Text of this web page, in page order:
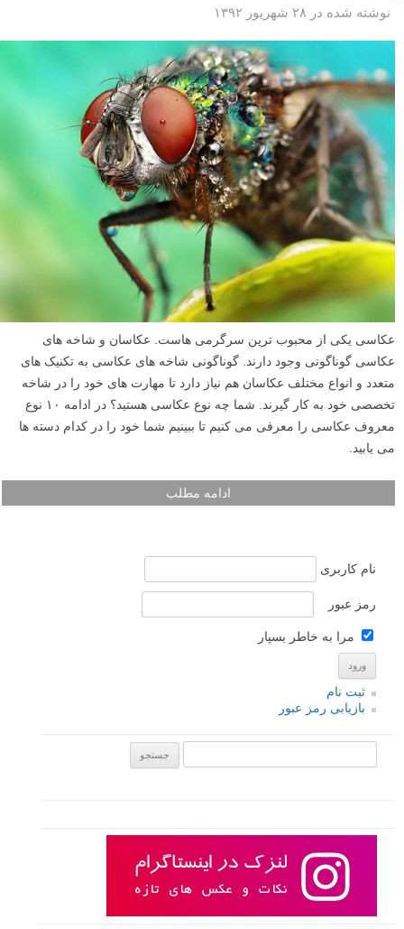
نوشته شده در ۲۸ شهریور ۱۳۹۲
عکاسی یکی از محبوب ترین سرگرمی هاست. عکاسان و شاخه های
عکاسی گوناگونی وجود دارند. گوناگونی شاخه های عکاسی به تکنیک های
متعدد و انواع مختلف عکاسان هم نیاز دارد تا مهارت های خود را در شاخه
تخصصی خود به کار گیرند. شما چه نوع عکاسی هستید؟ در ادامه ۱۰ نوع
معروف عکاسی را معرفی می کنیم تا ببینیم شما خود را در کدام دسته ها
می یابید.
ادامه مطلب
نام کاربری
رمز عبور
مرا به خاطر بسپار
ثبت نام
بازیابی رمز عبور